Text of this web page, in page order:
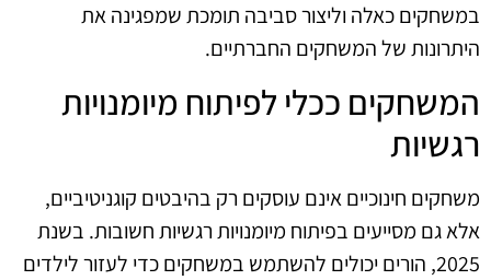
במשחקים כאלה וליצור סביבה תומכת שמפגינה את
היתרונות של המשחקים החברתיים.
המשחקים ככלי לפיתוח מיומנויות
רגשיות
משחקים חינוכיים אינם עוסקים רק בהיבטים קוגניטיביים,
אלא גם מסייעים בפיתוח מיומנויות רגשיות חשובות. בשנת
2025, הורים יכולים להשתמש במשחקים כדי לעזור לילדים